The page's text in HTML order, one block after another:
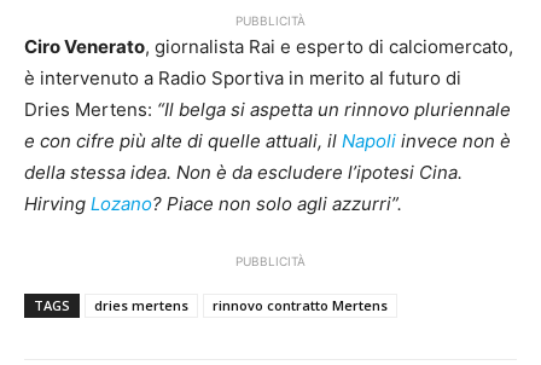
PUBBLICITÀ
Ciro Venerato, giornalista Rai e esperto di calciomercato,
è intervenuto a Radio Sportiva in merito al futuro di
Dries Mertens: “Il belga si aspetta un rinnovo pluriennale
e con cifre più alte di quelle attuali, il Napoli invece non è
della stessa idea. Non è da escludere l’ipotesi Cina.
Hirving Lozano? Piace non solo agli azzurri”.
PUBBLICITÀ
TAGS dries mertens rinnovo contratto Mertens